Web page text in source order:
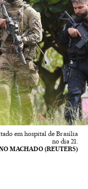
em hospital de Brasília
no dia 21.
MACHADO (REUTERS)